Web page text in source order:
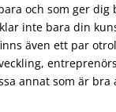
och som ger dig
inte bara din
även ett par
annat som är bra